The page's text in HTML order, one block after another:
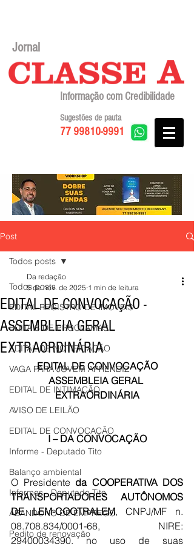
Jornal
Informação com Credibilidade
77 99810-9991
Sugestões de pauta
Post
Todos posts
EDITAL REGISTRO DE IMÓVEIS
EDITAIS DE PROCLAMAS
EDITAL DE NOTIFICAÇÃO
VAGA PARA JOVEM APRENDIZ
EDITAL DE INTIMAÇÃO
AVISO DE LEILÃO
EDITAL DE CONVOCAÇÃO
Informe - Deputado Tito
Balanço ambiental
Informes - Deputado Tito
ABANDONO DE EMPREGO
Pedito de renovação
Todos posts
EDITAL DE CONVOCAÇÃO -
ASSEMBLEIA GERAL
EXTRAORDINÁRIA
Da redação
5 de nov. de 2025 1 min de leitura
EDITAL DE CONVOCAÇÃO
ASSEMBLEIA GERAL
EXTRAORDINÁRIA
I – DA CONVOCAÇÃO
O Presidente da COOPERATIVA DOS
TRANSPORTADORES AUTÔNOMOS
DE LEM-COOTRALEM, CNPJ/MF n.
08.708.834/0001-68, NIRE:
29400034390, no uso de suas